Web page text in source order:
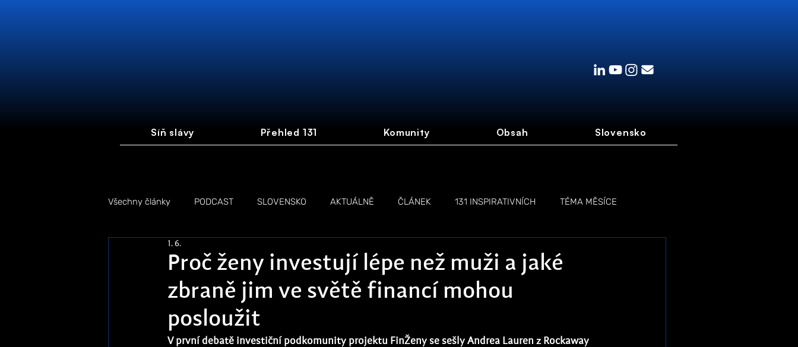
Síň slávy Přehled 131 Komunity Obsah Slovensko
Všechny články PODCAST SLOVENSKO AKTUÁLNĚ ČLÁNEK 131 INSPIRATIVNÍCH TÉMA MĚSÍCE
FOTOGALERIE
Proč ženy investují lépe než muži a jaké
zbraně jim ve světě financí mohou
posloužit
1. 6.
V první debatě investiční podkomunity projektu FinŽeny se sešly Andrea Lauren z Rockaway